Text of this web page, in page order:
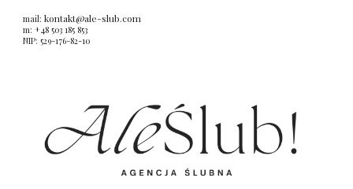
mail:kontakt@ale-slub.com
m: +48 503 185 853
NIP: 529-176-82-10